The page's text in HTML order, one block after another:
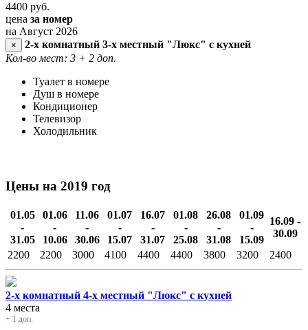
4400 руб.
цена за номер
на Август 2026
×
2-х комнатный 3-х местный "Люкс" с кухней
Кол-во мест: 3 + 2 доп.
Туалет в номере
Душ в номере
Кондиционер
Телевизор
Холодильник
Цены на 2019 год
01.05
-
31.05
01.06
-
10.06
11.06
-
30.06
01.07
-
15.07
16.07
-
31.07
01.08
-
25.08
26.08
-
31.08
01.09
-
15.09
16.09 -
30.09
2200
2200 3000 4100 4400 4400 3800 3200 2400
2-х комнатный 4-х местный "Люкс" с кухней
4 места
+ 1 доп.